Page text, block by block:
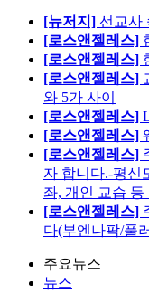
[뉴저지] 선교사
[로스앤젤레스]
[로스앤젤레스]
[로스앤젤레스]
와 5가 사이
[로스앤젤레스]
[로스앤젤레스]
[로스앤젤레스]
자 합니다.-평신
좌, 개인 교습 등
[로스앤젤레스]
다(부엔나팍/풀
주요뉴스
뉴스